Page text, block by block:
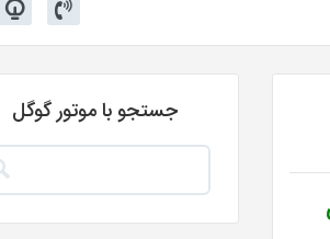
جستجو با موتور گوگل